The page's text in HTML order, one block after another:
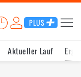
PLUS
Aktueller Lauf